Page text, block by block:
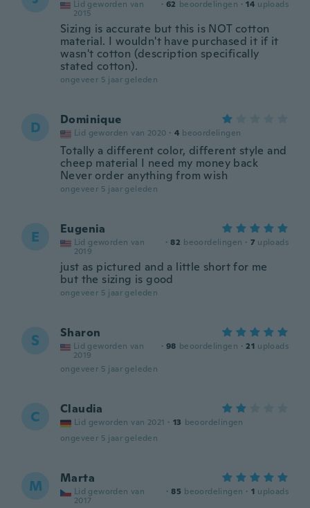
Lid geworden van
2015
· 62 beoordelingen · 14 uploads
Sizing is accurate but this is NOT cotton
material. I wouldn't have purchased it if it
wasn't cotton (description specifically
stated cotton).
ongeveer 5 jaar geleden
D Dominique
Lid geworden van 2020 · 4 beoordelingen
Totally a different color, different style and
cheep material I need my money back
Never order anything from wish
ongeveer 5 jaar geleden
E Eugenia
Lid geworden van
2019
· 82 beoordelingen · 7 uploads
just as pictured and a little short for me
but the sizing is good
ongeveer 5 jaar geleden
S Sharon
Lid geworden van
2019
· 98 beoordelingen · 21 uploads
ongeveer 5 jaar geleden
C Claudia
Lid geworden van 2021 · 13 beoordelingen
ongeveer 5 jaar geleden
M Marta
Lid geworden van
2017
· 85 beoordelingen · 1 uploads